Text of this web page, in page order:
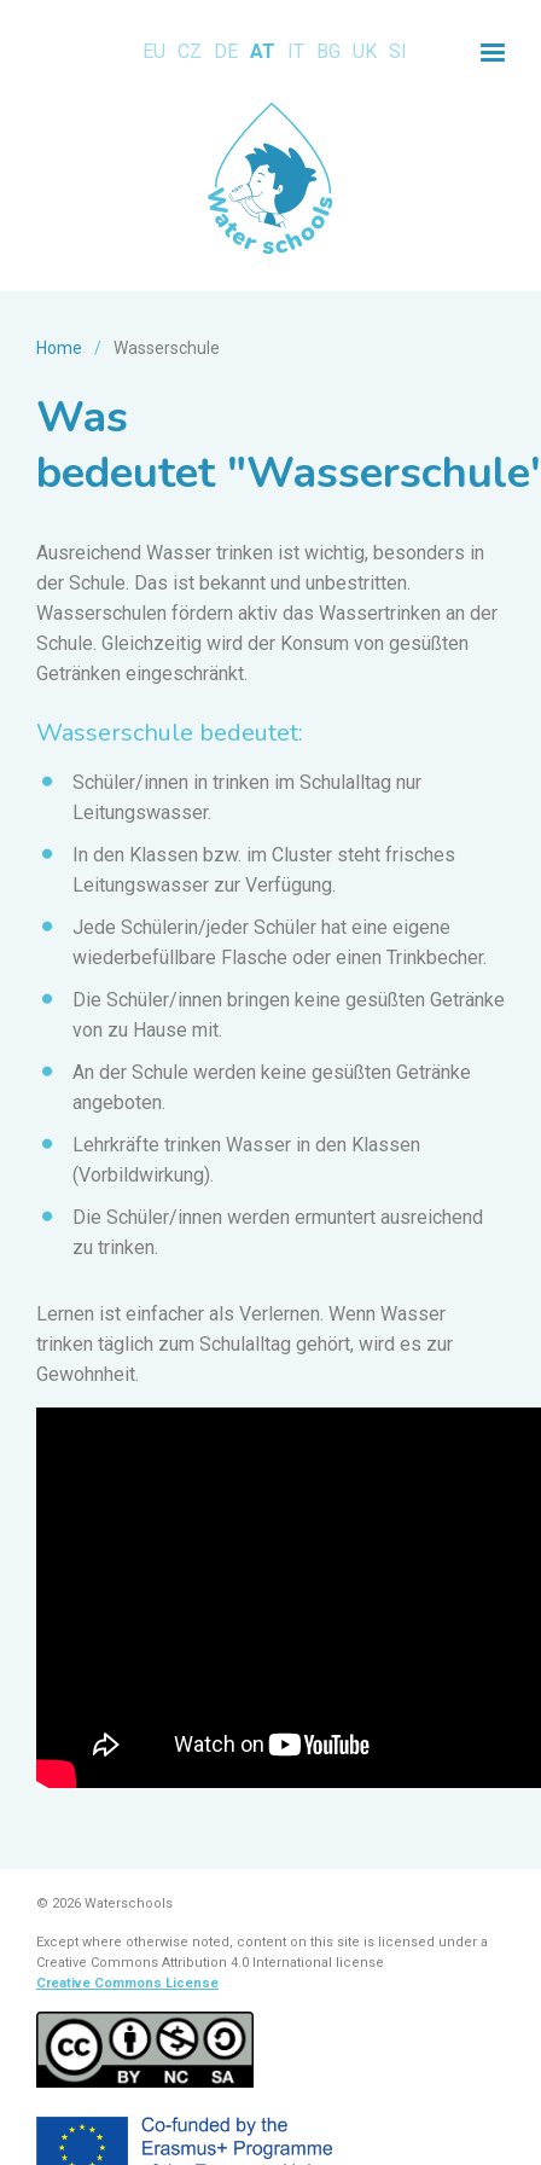
EU CZ DE AT IT BG UK SI
Home / Wasserschule
Was
bedeutet
Ausreichend Wasser trinken ist wichtig, besonders in
der Schule. Das ist bekannt und unbestritten.
Wasserschulen fördern aktiv das Wassertrinken an der
Schule. Gleichzeitig wird der Konsum von gesüßten
Getränken eingeschränkt.
Wasserschule bedeutet:
Schüler/innen in trinken im Schulalltag nur
Leitungswasser.
In den Klassen bzw. im Cluster steht frisches
Leitungswasser zur Verfügung.
Jede Schülerin/jeder Schüler hat eine eigene
wiederbefüllbare Flasche oder einen Trinkbecher.
Die Schüler/innen bringen keine gesüßten Getränke
von zu Hause mit.
An der Schule werden keine gesüßten Getränke
angeboten.
Lehrkräfte trinken Wasser in den Klassen
(Vorbildwirkung).
Die Schüler/innen werden ermuntert ausreichend
zu trinken.
Lernen ist einfacher als Verlernen. Wenn Wasser
trinken täglich zum Schulalltag gehört, wird es zur
Gewohnheit.
© 2026 Waterschools
Except where otherwise noted, content on this site is licensed under a
Creative Commons Attribution 4.0 International license
Creative Commons License